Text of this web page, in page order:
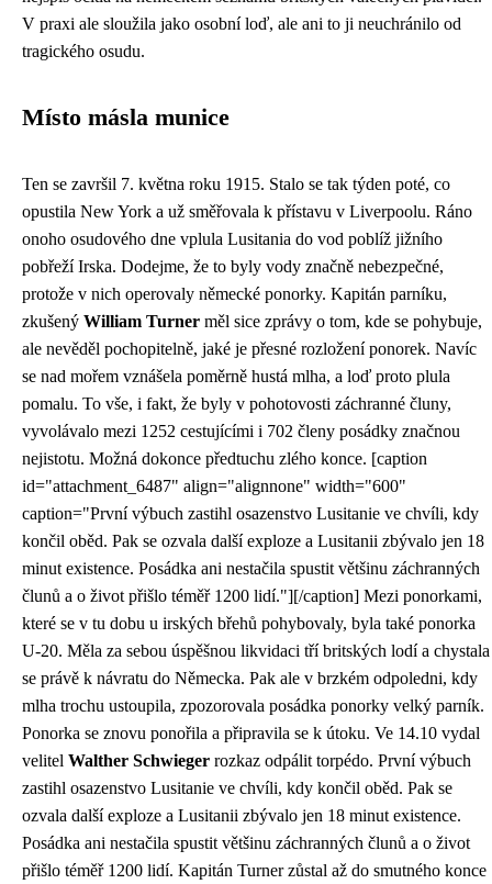
V praxi ale sloužila jako osobní loď, ale ani to ji neuchránilo od
tragického osudu.
Místo másla munice
Ten se završil 7. května roku 1915. Stalo se tak týden poté, co
opustila New York a už směřovala k přístavu v Liverpoolu. Ráno
onoho osudového dne vplula Lusitania do vod poblíž jižního
pobřeží Irska. Dodejme, že to byly vody značně nebezpečné,
protože v nich operovaly německé ponorky. Kapitán parníku,
zkušený William Turner měl sice zprávy o tom, kde se pohybuje,
ale nevěděl pochopitelně, jaké je přesné rozložení ponorek. Navíc
se nad mořem vznášela poměrně hustá mlha, a loď proto plula
pomalu. To vše, i fakt, že byly v pohotovosti záchranné čluny,
vyvolávalo mezi 1252 cestujícími i 702 členy posádky značnou
nejistotu. Možná dokonce předtuchu zlého konce. [caption
id="attachment_6487" align="alignnone" width="600"
caption="První výbuch zastihl osazenstvo Lusitanie ve chvíli, kdy
končil oběd. Pak se ozvala další exploze a Lusitanii zbývalo jen 18
minut existence. Posádka ani nestačila spustit většinu záchranných
člunů a o život přišlo téměř 1200 lidí."][/caption] Mezi ponorkami,
které se v tu dobu u irských břehů pohybovaly, byla také ponorka
U-20. Měla za sebou úspěšnou likvidaci tří britských lodí a chystala
se právě k návratu do Německa. Pak ale v brzkém odpoledni, kdy
mlha trochu ustoupila, zpozorovala posádka ponorky velký parník.
Ponorka se znovu ponořila a připravila se k útoku. Ve 14.10 vydal
velitel Walther Schwieger rozkaz odpálit torpédo. První výbuch
zastihl osazenstvo Lusitanie ve chvíli, kdy končil oběd. Pak se
ozvala další exploze a Lusitanii zbývalo jen 18 minut existence.
Posádka ani nestačila spustit většinu záchranných člunů a o život
přišlo téměř 1200 lidí. Kapitán Turner zůstal až do smutného konce